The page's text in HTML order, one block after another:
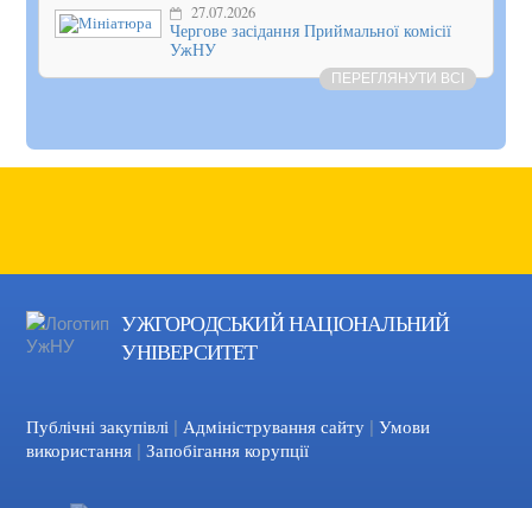
27.07.2026
Чергове засідання Приймальної комісії
УжНУ
ПЕРЕГЛЯНУТИ ВСІ
УЖГОРОДСЬКИЙ НАЦІОНАЛЬНИЙ
УНІВЕРСИТЕТ
Facebook
Публічні закупівлі | Адміністрування сайту | Умови
використання | Запобігання корупції